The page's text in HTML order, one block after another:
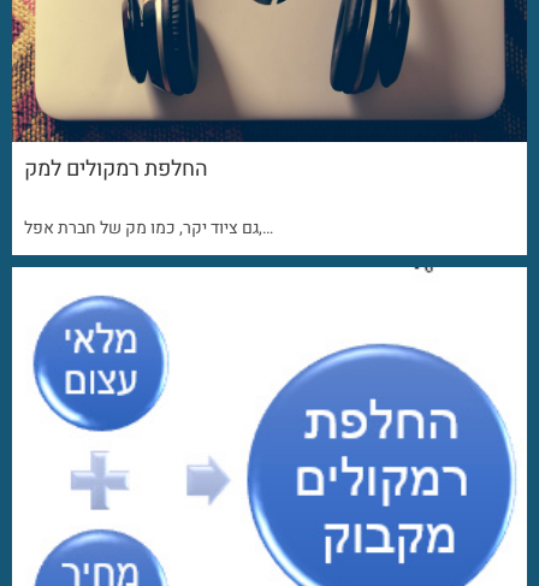
החלפת רמקולים למק
גם ציוד יקר, כמו מק של חברת אפל,…